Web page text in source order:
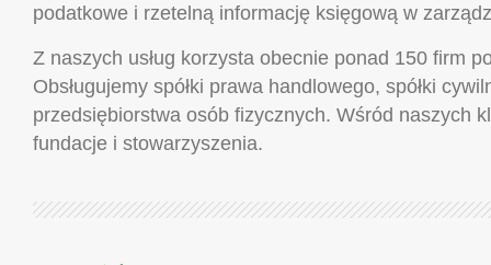
podatkowe i rzetelną informację księgową w
Z naszych usług korzysta obecnie ponad 150 firm
Obsługujemy spółki prawa handlowego, spółki
przedsiębiorstwa osób fizycznych. Wśród naszych
fundacje i stowarzyszenia.